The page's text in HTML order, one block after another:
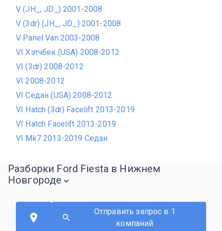
V (JH_, JD_) 2001-2008
V (3dr) (JH_, JD_) 2001-2008
V Panel Van 2003-2008
VI Хэтчбек (USA) 2008-2012
VI (3dr) 2008-2012
VI 2008-2012
VI Седан (USA) 2008-2012
VI Hatch (3dr) Facelift 2013-2019
VI Hatch Facelift 2013-2019
VI Mk7 2013-2019 Седан
Разборки Ford Fiesta в Нижнем
Новгороде
Отправить запрос в 1
компаний